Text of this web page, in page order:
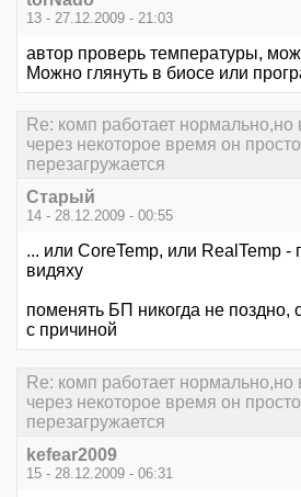
13 - 27.12.2009 - 21:03
автор проверь температуры,
Можно глянуть в биосе или
Re: комп работает
через некоторое время он
перезагружается
Старый
14 - 28.12.2009 - 00:55
... или CoreTemp, или RealTemp -
видяху
поменять БП никогда не поздно,
с причиной
Re: комп работает
через некоторое время он
перезагружается
kefear2009
15 - 28.12.2009 - 06:31